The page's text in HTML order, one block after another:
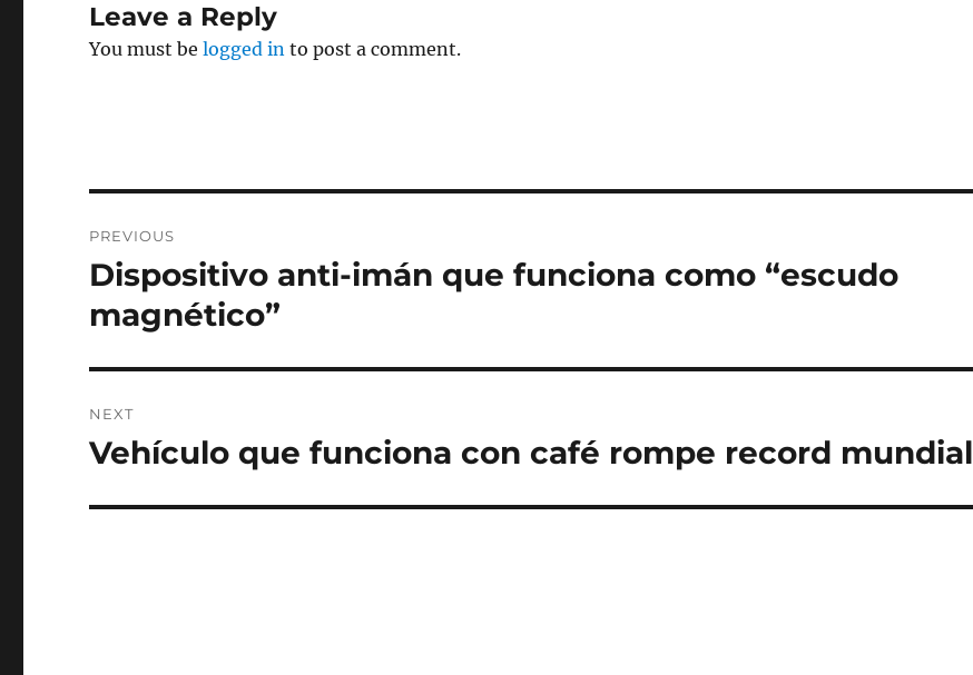
Leave a Reply
You must belogged in to post a comment.
navigation
PREVIOUS
Previous
Dispositivo anti-imán que funciona como “escudo
magnético”
NEXT
Next
Vehículo que funciona con café rompe record mundial